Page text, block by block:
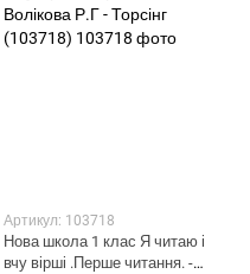
Артикул: 103718
Нова школа 1 клас Я читаю і
вчу вірші .Перше читання. -